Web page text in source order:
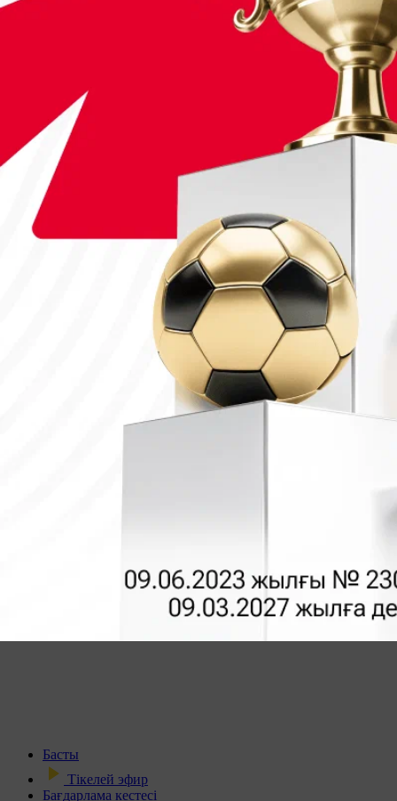
Басты
Тікелей эфир
Бағдарлама кестесі